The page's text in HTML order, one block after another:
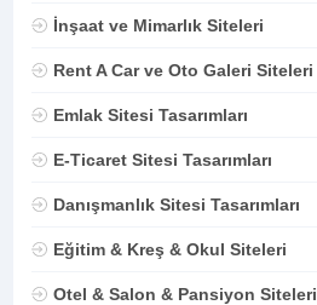
İnşaat ve Mimarlık Siteleri
Rent A Car ve Oto Galeri Siteleri
Emlak Sitesi Tasarımları
E-Ticaret Sitesi Tasarımları
Danışmanlık Sitesi Tasarımları
Eğitim & Kreş & Okul Siteleri
Otel & Salon & Pansiyon Siteleri